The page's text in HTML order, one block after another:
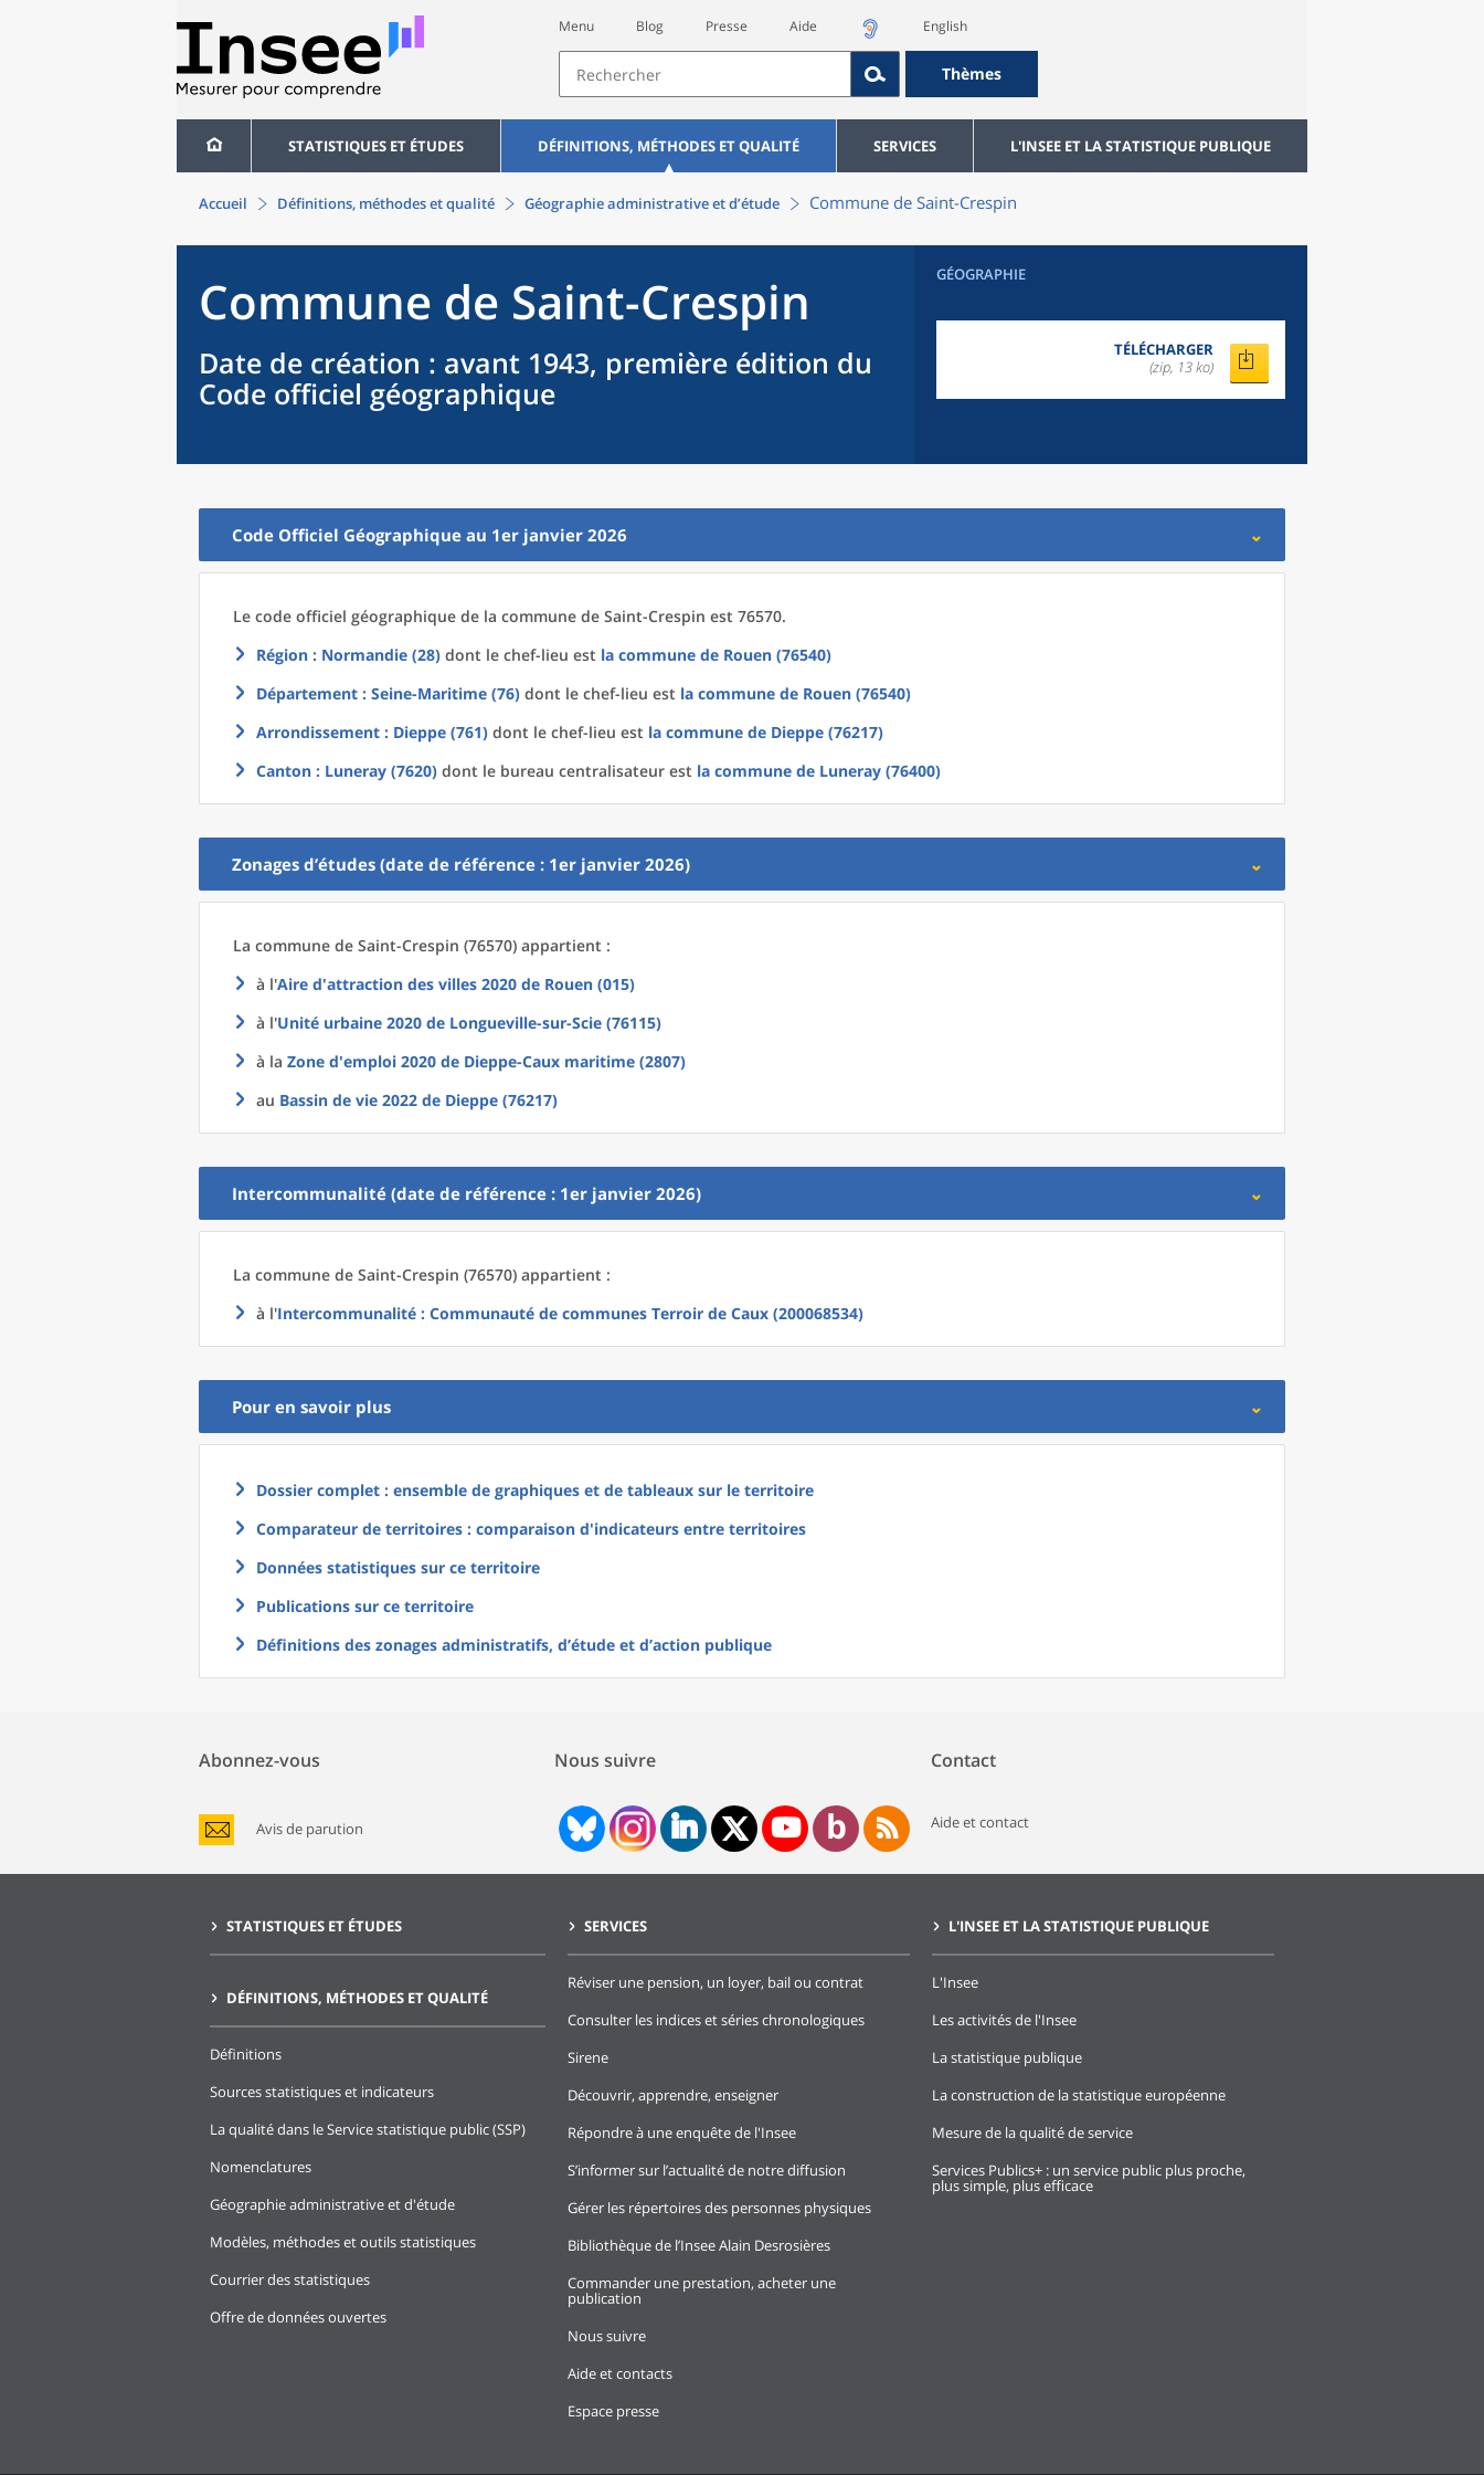
Menu Blog Presse Aide English
Thèmes
STATISTIQUES ET ÉTUDES DÉFINITIONS, MÉTHODES ET QUALITÉ SERVICES L'INSEE ET LA STATISTIQUE PUBLIQUE
Accueil Définitions, méthodes et qualité Géographie administrative et d’étude Commune de Saint-Crespin
Commune de Saint-Crespin
Date de création : avant 1943, première édition du
Code officiel géographique
GÉOGRAPHIE
TÉLÉCHARGER
(zip, 13 ko)
Code Officiel Géographique au 1er janvier 2026
Le code officiel géographique de la commune de Saint-Crespin est 76570.
Région : Normandie (28) dont le chef-lieu est la commune de Rouen (76540)
Département : Seine-Maritime (76) dont le chef-lieu est la commune de Rouen (76540)
Arrondissement : Dieppe (761) dont le chef-lieu est la commune de Dieppe (76217)
Canton : Luneray (7620) dont le bureau centralisateur est la commune de Luneray (76400)
Zonages d’études (date de référence : 1er janvier 2026)
La commune de Saint-Crespin (76570) appartient :
à l'Aire d'attraction des villes 2020 de Rouen (015)
à l'Unité urbaine 2020 de Longueville-sur-Scie (76115)
à la Zone d'emploi 2020 de Dieppe-Caux maritime (2807)
au Bassin de vie 2022 de Dieppe (76217)
Intercommunalité (date de référence : 1er janvier 2026)
La commune de Saint-Crespin (76570) appartient :
à l'Intercommunalité : Communauté de communes Terroir de Caux (200068534)
Pour en savoir plus
Dossier complet : ensemble de graphiques et de tableaux sur le territoire
Comparateur de territoires : comparaison d'indicateurs entre territoires
Données statistiques sur ce territoire
Publications sur ce territoire
Définitions des zonages administratifs, d’étude et d’action publique
Abonnez-vous
Avis de parution
Nous suivre Contact
Aide et contact
STATISTIQUES ET ÉTUDES
DÉFINITIONS, MÉTHODES ET QUALITÉ
Définitions
Sources statistiques et indicateurs
La qualité dans le Service statistique public (SSP)
Nomenclatures
Géographie administrative et d'étude
Modèles, méthodes et outils statistiques
Courrier des statistiques
Offre de données ouvertes
SERVICES
Réviser une pension, un loyer, bail ou contrat
Consulter les indices et séries chronologiques
Sirene
Découvrir, apprendre, enseigner
Répondre à une enquête de l'Insee
S’informer sur l’actualité de notre diffusion
Gérer les répertoires des personnes physiques
Bibliothèque de l’Insee Alain Desrosières
Commander une prestation, acheter une
publication
Nous suivre
Aide et contacts
Espace presse
L'INSEE ET LA STATISTIQUE PUBLIQUE
L'Insee
Les activités de l'Insee
La statistique publique
La construction de la statistique européenne
Mesure de la qualité de service
Services Publics+ : un service public plus proche,
plus simple, plus efficace